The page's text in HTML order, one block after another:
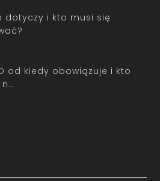
dotyczy i kto musi się
od kiedy obowiązuje i kto